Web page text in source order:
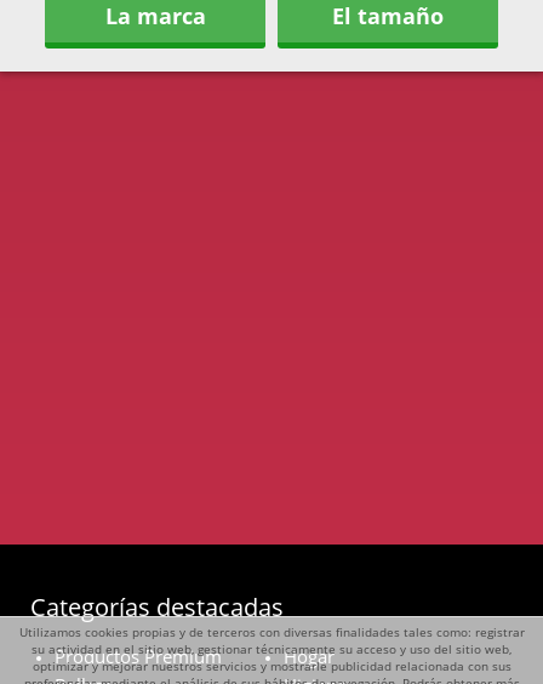
La marca El tamaño
Categorías destacadas
Productos Premium
Hogar
Utilizamos cookies propias y de terceros con diversas finalidades tales como: registrar
su actividad en el sitio web, gestionar técnicamente su acceso y uso del sitio web,
optimizar y mejorar nuestros servicios y mostrarle publicidad relacionada con sus